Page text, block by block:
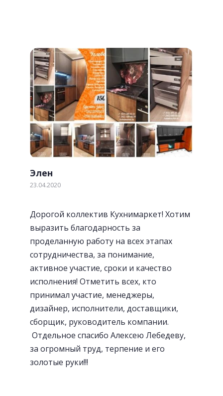
Посудосушители
«Волшебный» уголок
Элен
23.04.2020
Дорогой коллектив Кухнимаркет! Хотим
выразить благодарность за
проделанную работу на всех этапах
сотрудничества, за понимание,
активное участие, сроки и качество
исполнения! Отметить всех, кто
принимал участие, менеджеры,
дизайнер, исполнители, доставщики,
сборщик, руководитель компании.
Отдельное спасибо Алексею Лебедеву,
за огромный труд, терпение и его
золотые руки!!!